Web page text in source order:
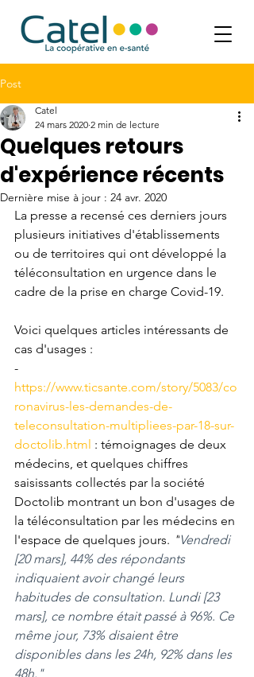
Post
Quelques retours
d'expérience récents
Catel
24 mars 2020 2 min de lecture
Dernière mise à jour : 24 avr. 2020
La presse a recensé ces derniers jours
plusieurs initiatives d'établissements
ou de territoires qui ont développé la
téléconsultation en urgence dans le
cadre de la prise en charge Covid-19.
Voici quelques articles intéressants de
cas d'usages :
-
https://www.ticsante.com/story/5083/co
ronavirus-les-demandes-de-
teleconsultation-multipliees-par-18-sur-
doctolib.html : témoignages de deux
médecins, et quelques chiffres
saisissants collectés par la société
Doctolib montrant un bon d'usages de
la téléconsultation par les médecins en
l'espace de quelques jours. "Vendredi
[20 mars], 44% des répondants
indiquaient avoir changé leurs
habitudes de consultation. Lundi [23
mars], ce nombre était passé à 96%. Ce
même jour, 73% disaient être
disponibles dans les 24h, 92% dans les
48h."